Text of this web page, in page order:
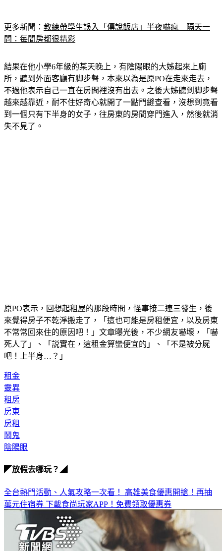
更多新聞： 教練帶學生誤入「傳說飯店」半夜嚇瘋　隔天一
問：每間房都很精彩
結果在他小學6年級的某天晚上，有陰陽眼的大姊起來上廁
所，聽到外面客廳有脚步聲，本來以為是原PO在走來走去，
不過他表示自己一直在房間裡沒有出去。之後大姊聽到脚步聲
越來越靠近，耐不住好奇心就開了一點門縫查看，沒想到竟看
到一個只有下半身的女子，往房東的房間穿門進入，然後就消
失不見了。
原PO表示，回想起租屋的那段時間，怪事接二連三發生，後
來覺得房子不乾淨搬走了，「這也可能是房租便宜，以及房東
不常常回來住的原因吧！」文章曝光後，不少網友嚇壞，「嚇
死人了」、「説實在，這租金算蠻便宜的」、「不是被分屍
吧！上半身…？」
租金
靈異
租房
房東
房租
鬧鬼
陰陽眼
◤放假去哪玩？◢
全台熱門活動、人氣攻略一次看！ 高雄美食優惠開搶！再抽
萬元住宿券 下載食尚玩家APP！免費領取優惠券